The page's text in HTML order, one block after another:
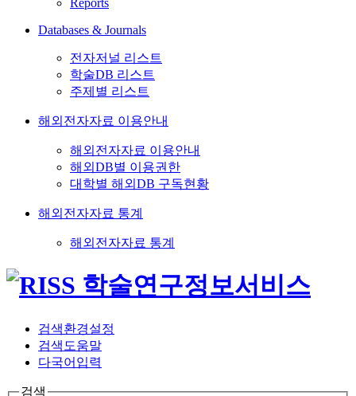
Reports
Databases & Journals
전자저널 리스트
학술DB 리스트
주제별 리스트
해외전자자료 이용안내
해외전자자료 이용안내
해외DB별 이용권한
대학별 해외DB 구독현황
해외전자자료 통계
해외전자자료 통계
검색환경설정
검색도움말
다국어입력
검색